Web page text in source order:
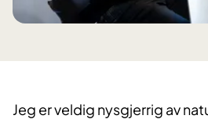
Jeg er veldig nysgjerrig av